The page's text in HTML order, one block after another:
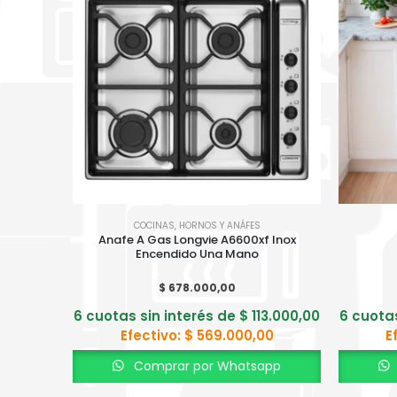
COCINAS, HORNOS Y ANÁFES
Anafe A Gas Longvie A6600xf Inox
Encendido Una Mano
$ 678.000,00
6 cuotas sin interés de $ 113.000,00
Efectivo: $ 569.000,00
Comprar por Whatsapp
6